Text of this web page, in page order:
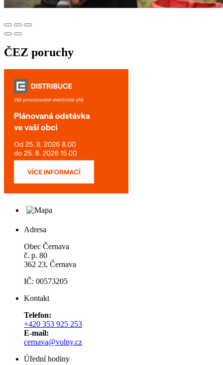
ČEZ poruchy
Adresa
Obec Černava
č. p. 80
362 23, Černava
IČ: 00573205
Kontakt
Telefon:
+420 353 925 253
E-mail:
cernava@volny.cz
Úřední hodiny